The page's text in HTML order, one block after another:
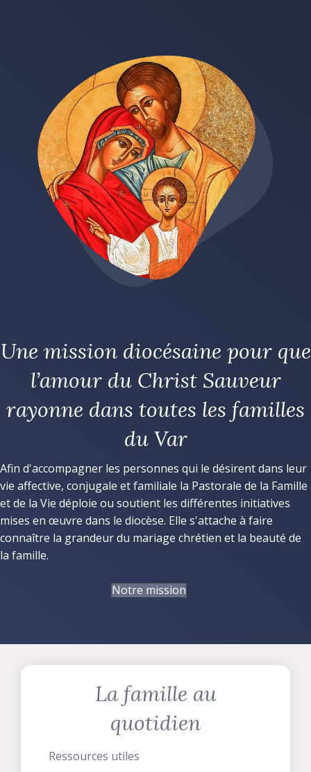
Une mission diocésaine pour que
l’amour du Christ Sauveur
rayonne dans toutes les familles
du Var
Afin d'accompagner les personnes qui le désirent dans leur
vie affective, conjugale et familiale la Pastorale de la Famille
et de la Vie déploie ou soutient les différentes initiatives
mises en œuvre dans le diocèse. Elle s'attache à faire
connaître la grandeur du mariage chrétien et la beauté de
la famille.
Notre mission
La famille au
quotidien
Ressources utiles